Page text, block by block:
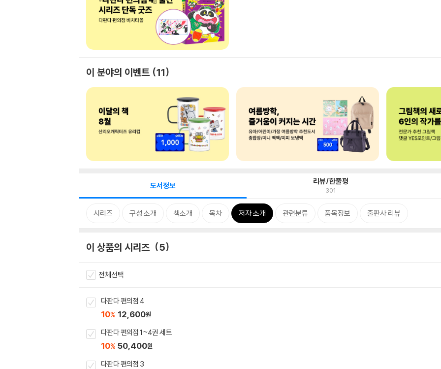
이 분야의 이벤트 11
도서정보 리뷰/한줄평
301
시리즈 구성 소개 책소개 목차 저자 소개 관련분류 품목정보 출판사 리뷰
이 상품의 시리즈 5
전체선택
다판다 편의점 4
10% 12,600원
다판다 편의점 1~4권 세트
10% 50,400원
다판다 편의점 3